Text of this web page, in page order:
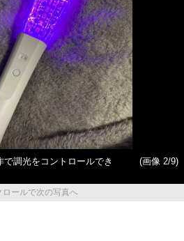
調光をコントロールでき
(画像 2/9)
ロールで次の写真へ